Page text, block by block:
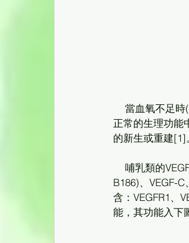
正常的生理功能
的新生或重建[1]
B186)、VEGF-
含：VEGFR1、
能，其功能入下